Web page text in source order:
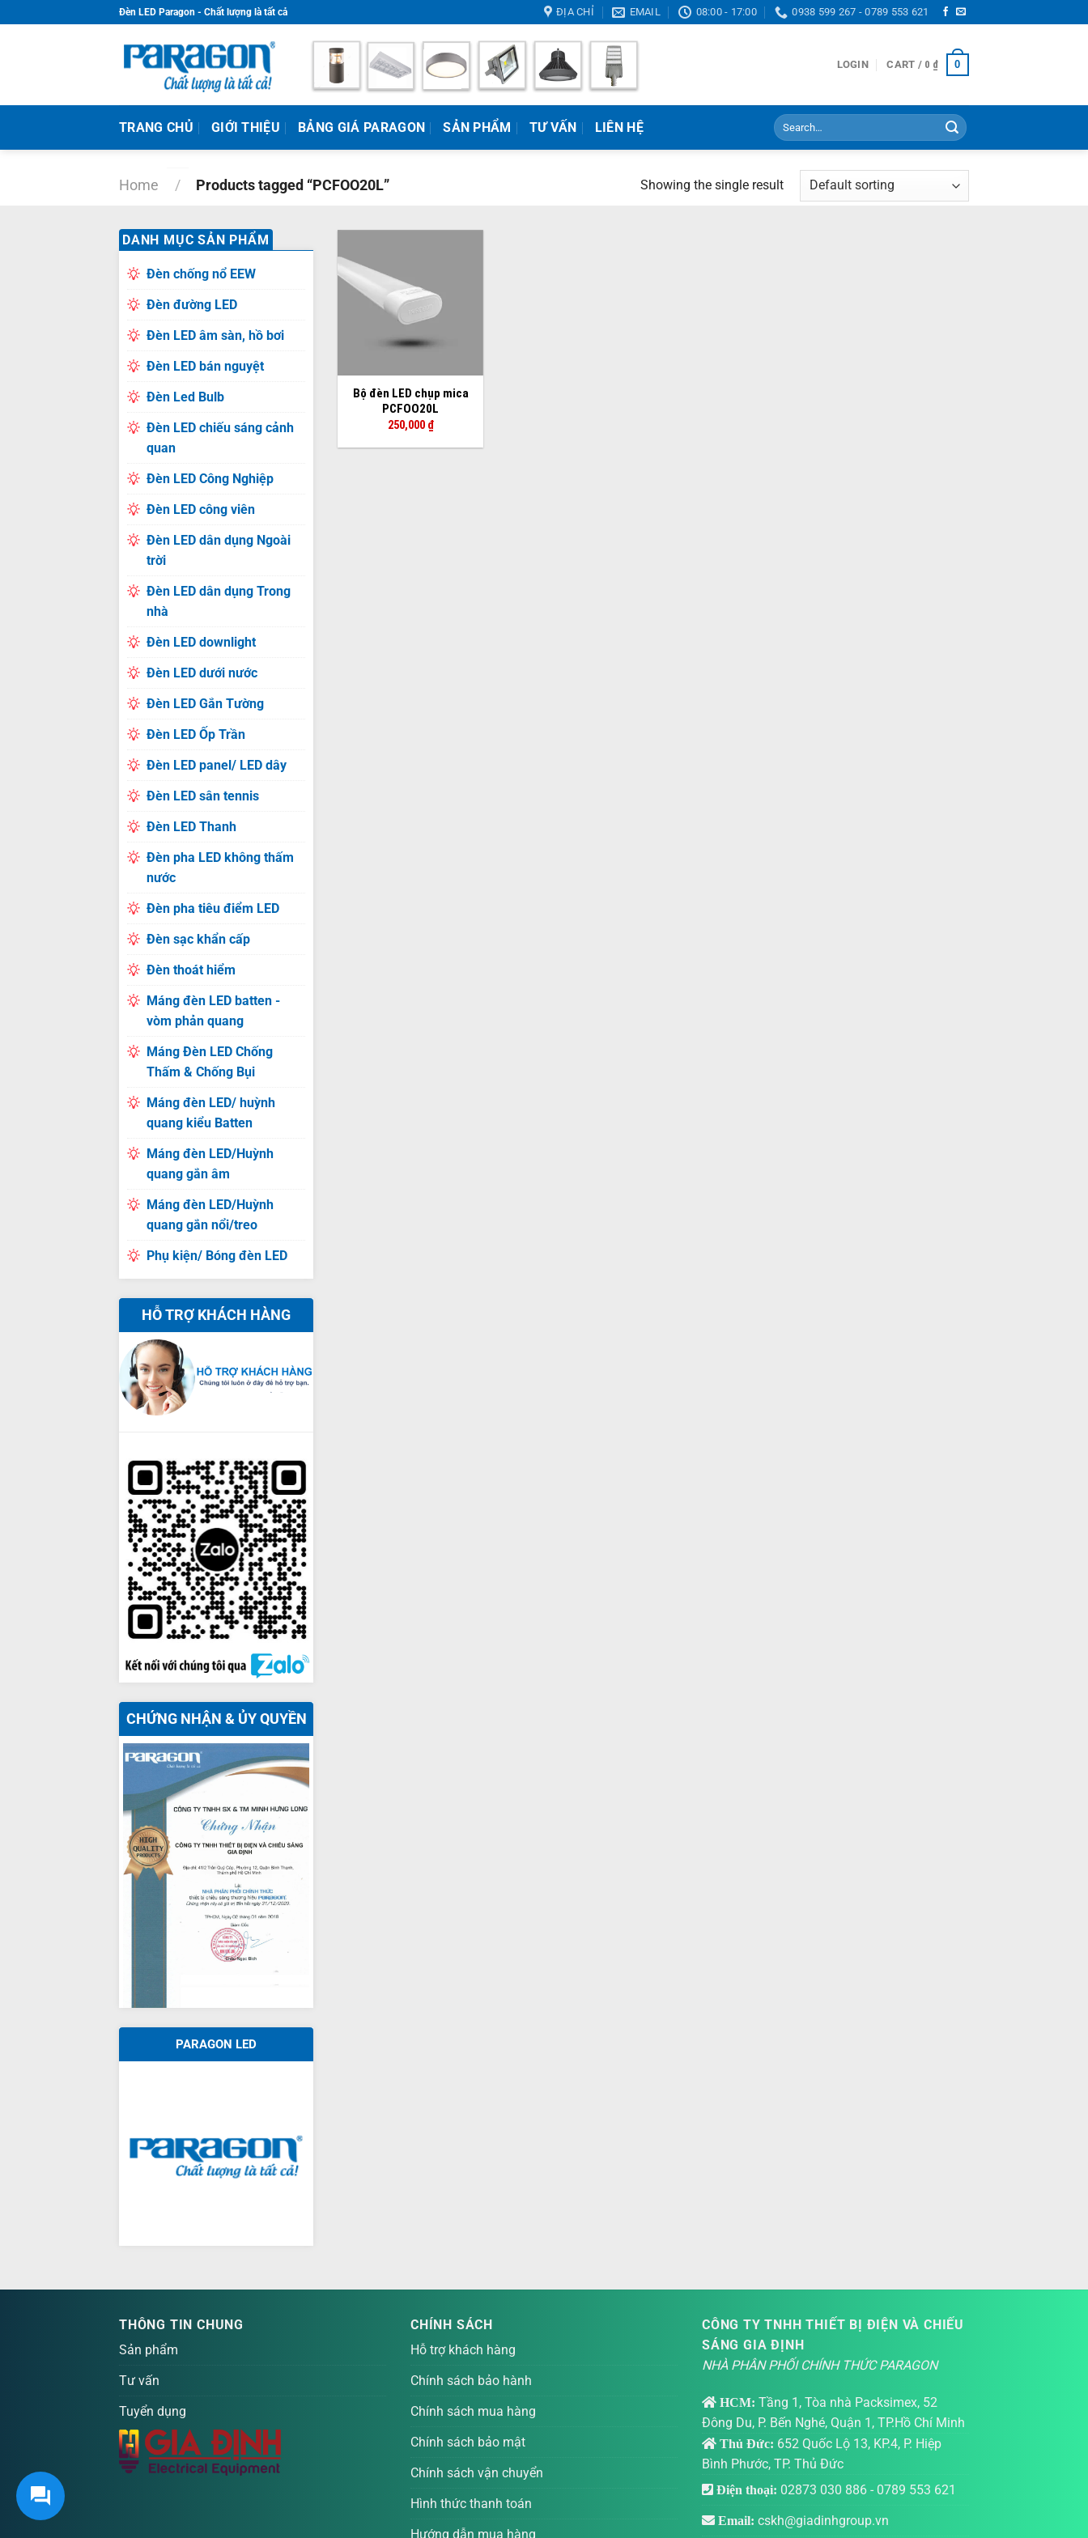
to
Đèn LED Paragon - Chất lượng là tất cả ĐỊA CHỈ EMAIL 08:00 - 17:00 0938 599 267 - 0789 553 621
LOGIN CART / 0 ₫ 0
TRANG CHỦ GIỚI THIỆU BẢNG GIÁ PARAGON SẢN PHẨM TƯ VẤN LIÊN HỆ
Search
for:
Home / Products tagged “PCFOO20L” Showing the single result
DANH MỤC SẢN PHẨM
Đèn chống nổ EEW
Đèn đường LED
Đèn LED âm sàn, hồ bơi
Đèn LED bán nguyệt
Đèn Led Bulb
Đèn LED chiếu sáng cảnh
quan
Đèn LED Công Nghiệp
Đèn LED công viên
Đèn LED dân dụng Ngoài
trời
Đèn LED dân dụng Trong
nhà
Đèn LED downlight
Đèn LED dưới nước
Đèn LED Gắn Tường
Đèn LED Ốp Trần
Đèn LED panel/ LED dây
Đèn LED sân tennis
Đèn LED Thanh
Đèn pha LED không thấm
nước
Đèn pha tiêu điểm LED
Đèn sạc khẩn cấp
Đèn thoát hiểm
Máng đèn LED batten -
vòm phản quang
Máng Đèn LED Chống
Thấm & Chống Bụi
Máng đèn LED/ huỳnh
quang kiểu Batten
Máng đèn LED/Huỳnh
quang gắn âm
Máng đèn LED/Huỳnh
quang gắn nổi/treo
Phụ kiện/ Bóng đèn LED
HỖ TRỢ KHÁCH HÀNG
CHỨNG NHẬN & ỦY QUYỀN
PARAGON LED
Bộ đèn LED chụp mica
PCFOO20L
250,000 ₫
THÔNG TIN CHUNG
Sản phẩm
Tư vấn
Tuyển dụng
CHÍNH SÁCH
Hỗ trợ khách hàng
Chính sách bảo hành
Chính sách mua hàng
Chính sách bảo mật
Chính sách vận chuyển
Hình thức thanh toán
Hướng dẫn mua hàng
CÔNG TY TNHH THIẾT BỊ ĐIỆN VÀ CHIẾU
SÁNG GIA ĐỊNH
NHÀ PHÂN PHỐI CHÍNH THỨC PARAGON
HCM: Tầng 1, Tòa nhà Packsimex, 52
Đông Du, P. Bến Nghé, Quận 1, TP.Hồ Chí Minh
Thủ Đức: 652 Quốc Lộ 13, KP.4, P. Hiệp
Bình Phước, TP. Thủ Đức
Điện thoại: 02873 030 886 - 0789 553 621
Email: cskh@giadinhgroup.vn